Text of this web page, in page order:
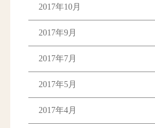
2017年10月
2017年9月
2017年7月
2017年5月
2017年4月